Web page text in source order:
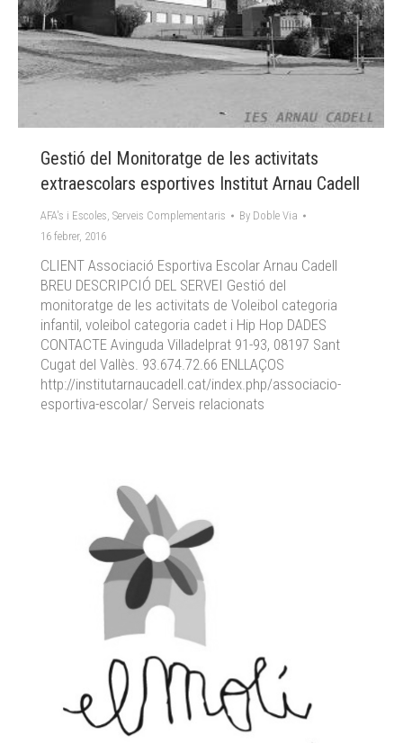
Gestió del Monitoratge de les activitats
extraescolars esportives Institut Arnau Cadell
AFA's i Escoles, Serveis Complementaris By Doble Via
16 febrer, 2016
CLIENT Associació Esportiva Escolar Arnau Cadell
BREU DESCRIPCIÓ DEL SERVEI Gestió del
monitoratge de les activitats de Voleibol categoria
infantil, voleibol categoria cadet i Hip Hop DADES
CONTACTE Avinguda Villadelprat 91-93, 08197 Sant
Cugat del Vallès. 93.674.72.66 ENLLAÇOS
http://institutarnaucadell.cat/index.php/associacio-
esportiva-escolar/ Serveis relacionats